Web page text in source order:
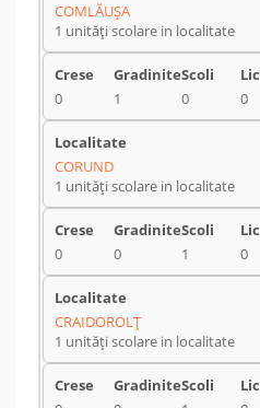
COMLĂUŞA
1 unități scolare in localitate
0 1 0 0
CORUND
1 unități scolare in localitate
0 0 1 0
CRAIDOROLŢ
1 unități scolare in localitate